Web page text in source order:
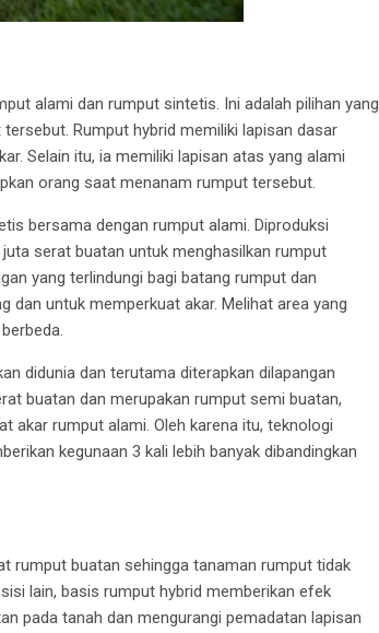
alami dan rumput sintetis. Ini adalah pilihan yang
Rumput hybrid memiliki lapisan dasar
Selain itu, ia memiliki lapisan atas yang alami
orang saat menanam rumput tersebut.
bersama dengan rumput alami. Diproduksi
serat buatan untuk menghasilkan rumput
yang terlindungi bagi batang rumput dan
dan untuk memperkuat akar. Melihat area yang
didunia dan terutama diterapkan dilapangan
buatan dan merupakan rumput semi buatan,
akar rumput alami. Oleh karena itu, teknologi
kegunaan 3 kali lebih banyak dibandingkan
rumput buatan sehingga tanaman rumput tidak
lain, basis rumput hybrid memberikan efek
pada tanah dan mengurangi pemadatan lapisan